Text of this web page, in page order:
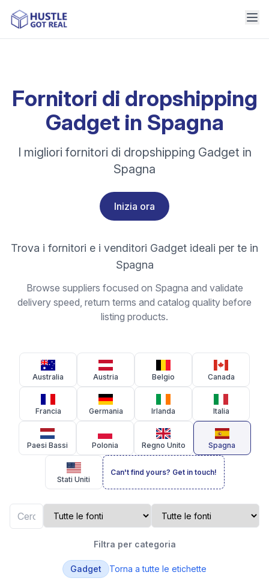
Fornitori di dropshipping
Gadget in Spagna
I migliori fornitori di dropshipping Gadget in
Spagna
Inizia ora
Trova i fornitori e i venditori Gadget ideali per te in
Spagna
Browse suppliers focused on Spagna and validate
delivery speed, return terms and catalog quality before
listing products.
Australia Austria Belgio Canada
Francia Germania Irlanda Italia
Paesi Bassi Polonia Regno Unito Spagna
Stati Uniti
Can't find yours? Get in touch!
Filtra per categoria
Gadget Torna a tutte le etichette